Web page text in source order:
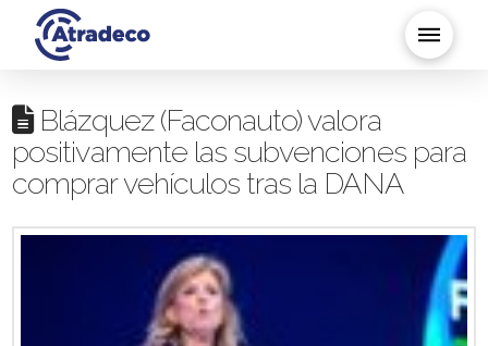
Blázquez (Faconauto) valora
positivamente las subvenciones para
comprar vehículos tras la DANA